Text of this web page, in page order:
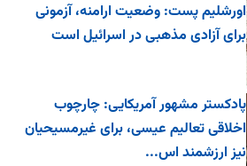
اورشلیم پست: وضعیت ارامنه، آزمونی
برای آزادی مذهبی در اسرائیل است
پادکستر مشهور آمریکایی: چارچوب
اخلاقی تعالیم عیسی، برای غیرمسیحیان
نیز ارزشمند اس...